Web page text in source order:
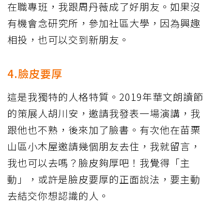
在職專班，我跟周丹薇成了好朋友。如果沒
有機會念研究所，參加社區大學，因為興趣
相投，也可以交到新朋友。
4.臉皮要厚
這是我獨特的人格特質。2019年華文朗讀節
的策展人胡川安，邀請我發表一場演講，我
跟他也不熟，後來加了臉書。有次他在苗栗
山區小木屋邀請幾個朋友去住，我就留言，
我也可以去嗎？臉皮夠厚吧！我覺得「主
動」，或許是臉皮要厚的正面說法，要主動
去結交你想認識的人。